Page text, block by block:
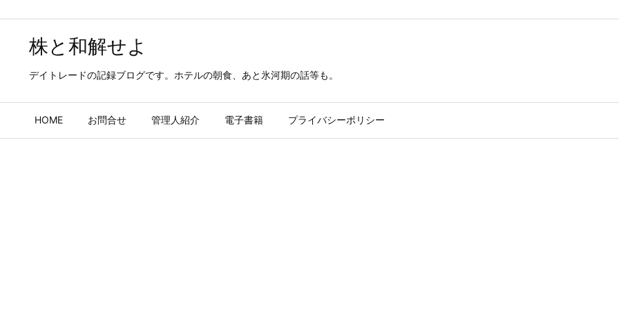
株と和解せよ
デイトレードの記録ブログです。ホテルの朝食、あと氷河期の話等も。
HOME お問合せ 管理人紹介 電子書籍 プライバシーポリシー